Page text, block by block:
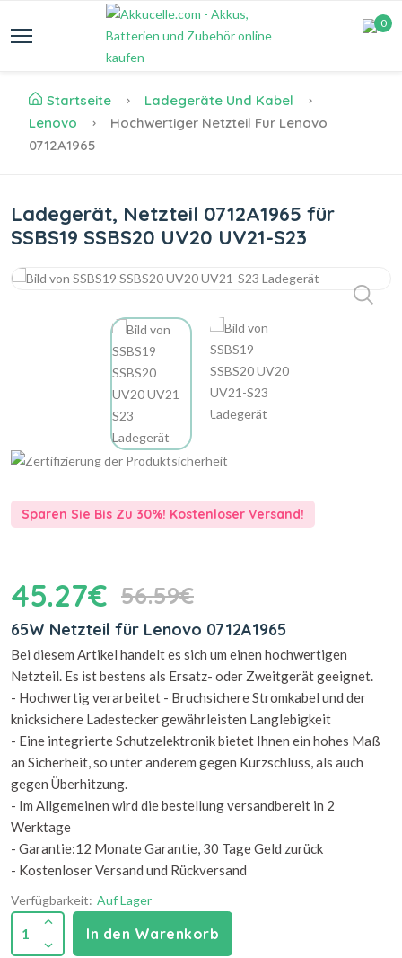
0
Startseite
Ladegeräte Und Kabel
Lenovo
Hochwertiger Netzteil Fur Lenovo
0712A1965
Ladegerät, Netzteil 0712A1965 für
SSBS19 SSBS20 UV20 UV21-S23
Sparen Sie Bis Zu 30%! Kostenloser Versand!
45.27€ 56.59€
65W Netzteil für Lenovo 0712A1965
Bei diesem Artikel handelt es sich um einen hochwertigen
Netzteil. Es ist bestens als Ersatz- oder Zweitgerät geeignet.
- Hochwertig verarbeitet - Bruchsichere Stromkabel und der
knicksichere Ladestecker gewährleisten Langlebigkeit
- Eine integrierte Schutzelektronik bietet Ihnen ein hohes Maß
an Sicherheit, so unter anderem gegen Kurzschluss, als auch
gegen Überhitzung.
- Im Allgemeinen wird die bestellung versandbereit in 2
Werktage
- Garantie:12 Monate Garantie, 30 Tage Geld zurück
- Kostenloser Versand und Rückversand
Verfügbarkeit: Auf Lager
1 In den Warenkorb